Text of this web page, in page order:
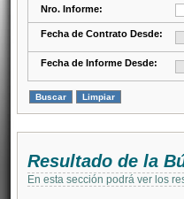
Nro. Informe:
Fecha de Contrato Desde:
Fecha de Informe Desde:
Resultado de la
En esta sección podrá ver los